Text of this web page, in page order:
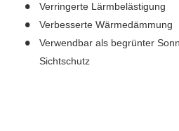
Verringerte Lärmbelästigung
Verbesserte Wärmedämmung
Verwendbar als begrünter
Sichtschutz